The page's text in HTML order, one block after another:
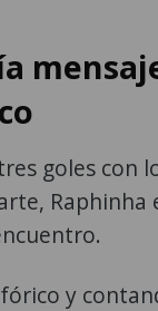
goles con
Raphinha
y